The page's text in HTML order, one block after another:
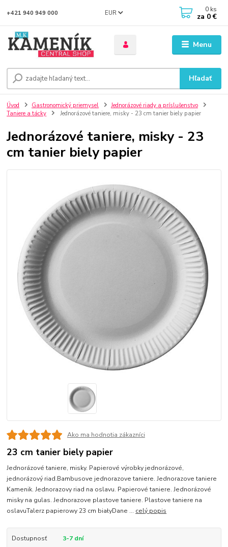
Menu
EUR
Hľadať
+421 940 949 000 0 ks
za 0 €
Úvod Gastronomický priemysel
Jednorázové riady a príslušenstvo
Taniere a tácky
Jednorázové taniere, misky - 23 cm tanier biely papier
Jednorázové taniere, misky - 23
cm tanier biely papier
Ako ma hodnotia zákazníci
23 cm tanier biely papier
Jednorázové taniere, misky. Papierové výrobky jednorázové,
jednorázový riad.Bambusove jednorazove taniere. Jednorazove taniere
Kamenik. Jednorazovy riad na oslavu. Papierové taniere. Jednorázové
misky na gulas. Jednorazove plastove taniere. Plastove taniere na
oslavuTalerz papierowy 23 cm białyDane ... celý popis
Dostupnosť 3-7 dní